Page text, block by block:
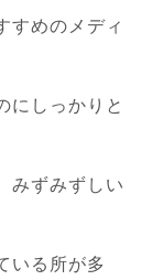
すめのメディ
にしっかりと
みずみずしい
いる所が多